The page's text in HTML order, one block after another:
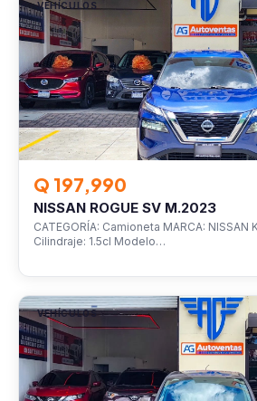
VEHÍCULOS
Q 197,990
NISSAN ROGUE SV M.2023
CATEGORÍA: Camioneta MARCA:
Cilindraje: 1.5cl Modelo…
VEHÍCULOS